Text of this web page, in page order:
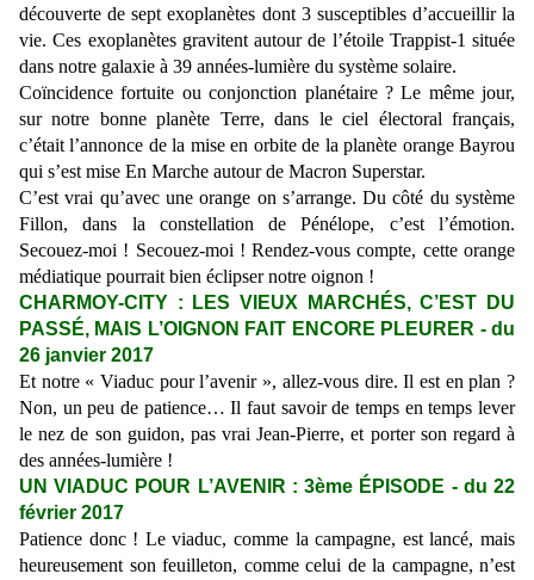
découverte de sept exoplanètes dont 3 susceptibles d’accueillir la
vie. Ces exoplanètes gravitent autour de l’étoile Trappist-1 située
dans notre galaxie à 39 années-lumière du système solaire.
Coïncidence fortuite ou conjonction planétaire ? Le même jour,
sur notre bonne planète Terre, dans le ciel électoral français,
c’était l’annonce de la mise en orbite de la planète orange Bayrou
qui s’est mise En Marche autour de Macron Superstar.
C’est vrai qu’avec une orange on s’arrange. Du côté du système
Fillon, dans la constellation de Pénélope, c’est l’émotion.
Secouez-moi ! Secouez-moi ! Rendez-vous compte, cette orange
médiatique pourrait bien éclipser notre oignon !
CHARMOY-CITY : LES VIEUX MARCHÉS, C’EST DU
PASSÉ, MAIS L’OIGNON FAIT ENCORE PLEURER - du
26 janvier 2017
Et notre « Viaduc pour l’avenir », allez-vous dire. Il est en plan ?
Non, un peu de patience… Il faut savoir de temps en temps lever
le nez de son guidon, pas vrai Jean-Pierre, et porter son regard à
des années-lumière !
UN VIADUC POUR L’AVENIR : 3ème ÉPISODE - du 22
février 2017
Patience donc ! Le viaduc, comme la campagne, est lancé, mais
heureusement son feuilleton, comme celui de la campagne, n’est